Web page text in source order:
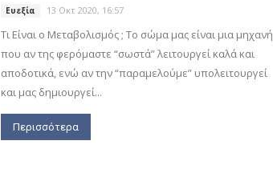
Ευεξία 13 Οκτ 2020, 16:57
Τι Είναι ο Μεταβολισμός ; Το σώμα μας είναι μια μηχανή
που αν της φερόμαστε “σωστά” λειτουργεί καλά και
αποδοτικά, ενώ αν την “παραμελούμε” υπολειτουργεί
και μας δημιουργεί...
Περισσότερα